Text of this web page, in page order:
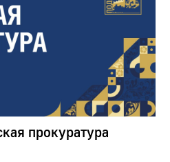
прокуратура